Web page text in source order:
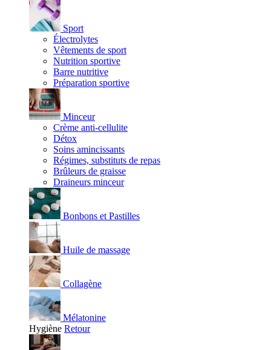
Sport
Électrolytes
Vêtements de sport
Nutrition sportive
Barre nutritive
Préparation sportive
Minceur
Crème anti-cellulite
Détox
Soins amincissants
Régimes, substituts de repas
Brûleurs de graisse
Draineurs minceur
Bonbons et Pastilles
Huile de massage
Collagène
Mélatonine
Hygiène Retour